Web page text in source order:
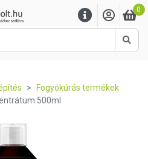
0
Fogyókúrás termékek
500ml